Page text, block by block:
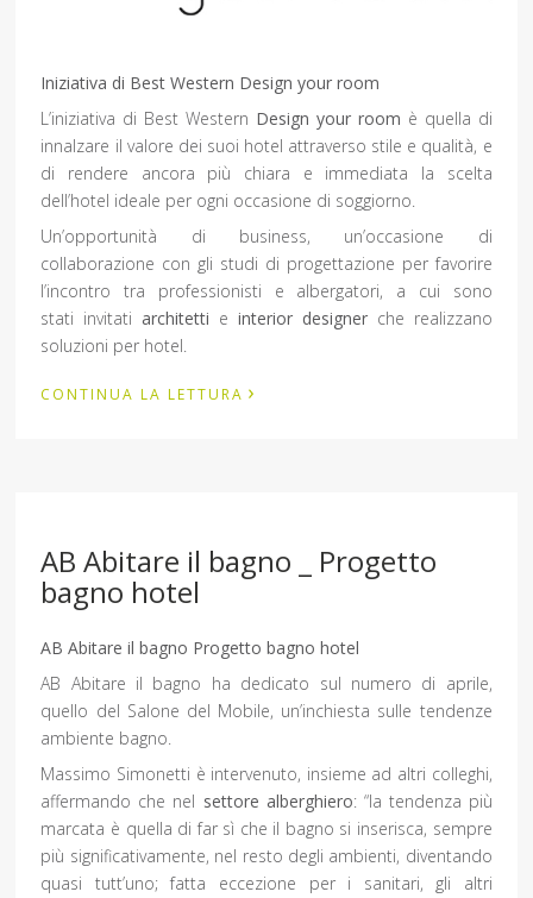
Iniziativa di Best Western Design your room
L’iniziativa di Best Western Design your room è quella di
innalzare il valore dei suoi hotel attraverso stile e qualità, e
di rendere ancora più chiara e immediata la scelta
dell’hotel ideale per ogni occasione di soggiorno.
Un’opportunità di business, un’occasione di
collaborazione con gli studi di progettazione per favorire
l’incontro tra professionisti e albergatori, a cui sono
stati invitati architetti e interior designerche realizzano
soluzioni per hotel.
CONTINUA LA LETTURA ›
AB Abitare il bagno _ Progetto
bagno hotel
AB Abitare il bagno Progetto bagno hotel
AB Abitare il bagno ha dedicato sul numero di aprile,
quello del Salone del Mobile, un’inchiesta sulle tendenze
ambiente bagno.
Massimo Simonetti è intervenuto, insieme ad altri colleghi,
affermando che nel settore alberghiero: “la tendenza più
marcata è quella di far sì che il bagno si inserisca, sempre
più significativamente, nel resto degli ambienti, diventando
quasi tutt’uno; fatta eccezione per i sanitari, gli altri